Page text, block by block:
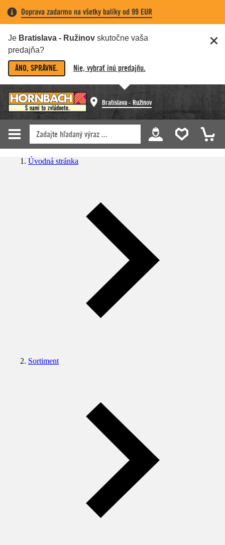
Doprava zadarmo na všetky balíky od 99 EUR
Je Bratislava - Ružinov skutočne vaša
predajňa?
ÁNO, SPRÁVNE. Nie, vybrať inú predajňu.
Bratislava - Ružinov
Úvodná stránka
Sortiment